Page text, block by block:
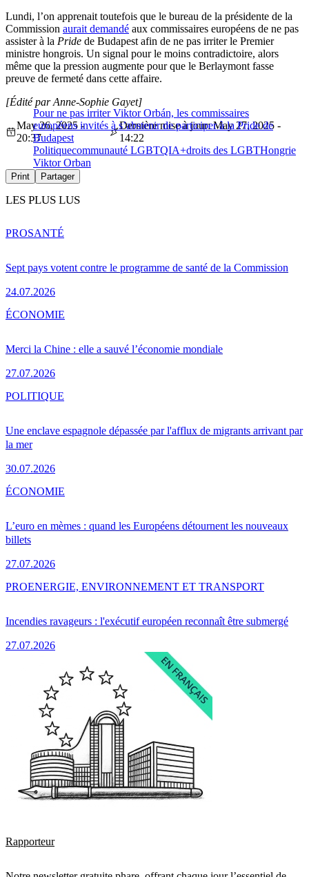
Lundi, l’on apprenait toutefois que le bureau de la présidente de la
Commission aurait demandé aux commissaires européens de ne pas
assister à la Pride de Budapest afin de ne pas irriter le Premier
ministre hongrois. Un signal pour le moins contradictoire, alors
même que la pression augmente pour que le Berlaymont fasse
preuve de fermeté dans cette affaire.
Pour ne pas irriter Viktor Orbán, les commissaires
européens invités à s’abstenir de participer à la Pride de
Budapest
[Édité par Anne-Sophie Gayet]
May 26, 2025 -
20:37
Dernière mise à jour: May 27, 2025 -
14:22
Politiquecommunauté LGBTQIA+droits des LGBTHongrie
Viktor Orban
Print Partager
LES PLUS LUS
Sept pays votent contre le programme de santé de la Commission
24.07.2026
PROSANTÉ
Merci la Chine : elle a sauvé l’économie mondiale
27.07.2026
ÉCONOMIE
Une enclave espagnole dépassée par l'afflux de migrants arrivant par
la mer
30.07.2026
POLITIQUE
L’euro en mèmes : quand les Européens détournent les nouveaux
billets
27.07.2026
ÉCONOMIE
Incendies ravageurs : l'exécutif européen reconnaît être submergé
27.07.2026
PROENERGIE, ENVIRONNEMENT ET TRANSPORT
Rapporteur